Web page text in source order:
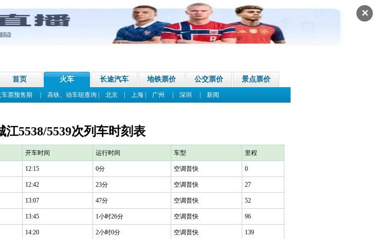
✕
首页 火车 长途汽车 地铁票价 公交票价 景点票价
车票预售期 高铁、动车组查询 北京| 上海| 广州 深圳 新闻
江5538/5539次列车时刻表
开车时间 运行时间 车型 里程
12:15 0分 空调普快 0
12:42 23分 空调普快 27
13:07 47分 空调普快 52
13:45 1小时26分 空调普快 96
14:20 2小时0分 空调普快 139